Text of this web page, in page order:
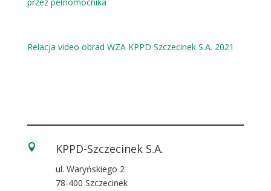
Relacja video obrad WZA KPPD Szczecinek S.A. 2021
 KPPD-Szczecinek S.A.
ul. Waryńskiego 2
78-400 Szczecinek